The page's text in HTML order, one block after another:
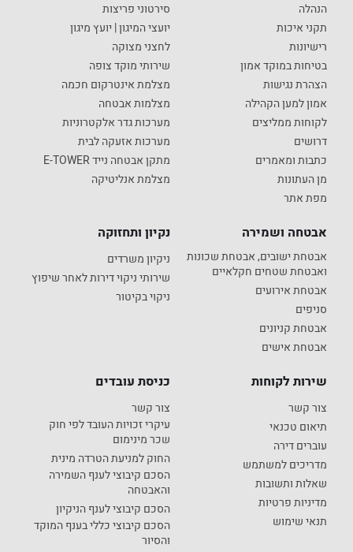
הנהלה
תקני איכות
רישיונות
בטיחות במוקד אמון
הצהרת נגישות
אמון למען הקהילה
לקוחות ממליצים
דרושים
כתבות ומאמרים
מן העתונות
מפת אתר
סירטוני פריצות
יועצי המיגון | יועץ מיגון
לחצני מצוקה
שירותי מוקד צופה
מצלמת אינטרקום חכמה
מצלמות אבטחה
מערכות גדר אלקטרוניות
מערכות אזעקה לבית
מתקן אבטחה נייד E-TOWER
מצלמת אנליטיקה
אבטחה ושמירה
אבטחת ישובים, אבטחת שכונות
ואבטחת שטחים חקלאיים
אבטחת אירועים
סניפים
אבטחת קניונים
אבטחת אישים
נקיון ותחזוקה
ניקיון משרדים
שירותי ניקוי דירות לאחר שיפוץ
ניקוי בקיטור
שירות לקוחות
צור קשר
תיאום טכנאי
עוברים דירה
מדריכים למשתמש
שאלות ותשובות
מדיניות פרטיות
תנאי שימוש
כניסת עובדים
צור קשר
עיקרי זכויות העובד לפי חוק
שכר מינימום
החוק למניעת הטרדה מינית
הסכם קיבוצי לענף השמירה
והאבטחה
הסכם קיבוצי לענף הניקיון
הסכם קיבוצי כללי בענף המוקד
והסיור